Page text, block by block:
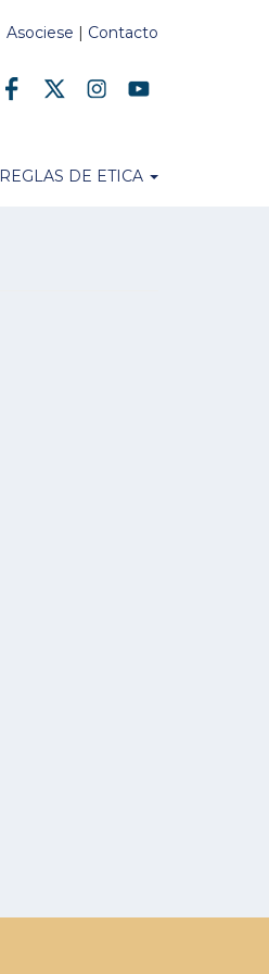
Asociese | Contacto
REGLAS DE ETICA